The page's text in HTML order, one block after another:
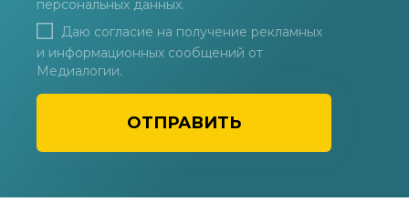
ОТПРАВИТЬ
персональных данных.
Даю согласие на получение рекламных
и информационных сообщений от
Медиалогии.